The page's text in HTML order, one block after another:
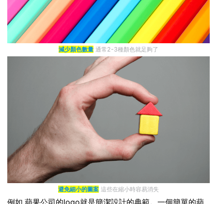
減少顏色數量 通常2-3種顏色就足夠了
避免細小的圖案 這些在縮小時容易消失